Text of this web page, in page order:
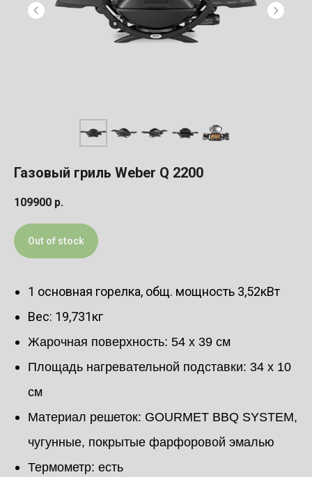
Газовый гриль Weber Q 2200
109900 р.
Out of stock
1 основная горелка, общ. мощность 3,52кВт
Вес: 19,731кг
Жарочная поверхность: 54 х 39 см
Площадь нагревательной подставки: 34 х 10
см
Материал решеток: GOURMET BBQ SYSTEM,
чугунные, покрытые фарфоровой эмалью
Термометр: есть